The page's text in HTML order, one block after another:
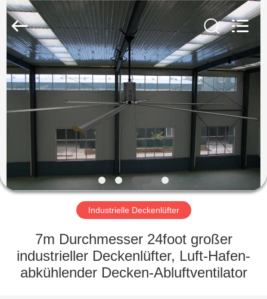
HAUS
PRODUKTE
ÜBER
UNS
FABRIK-
AUSFLUG
QUALITÄTSKONTROLLE
Power
Equipment
Ltd..
Rights
Reserved.
Industrielle Deckenlüfter
7m Durchmesser 24foot großer
industrieller Deckenlüfter, Luft-Hafen-
abkühlender Decken-Abluftventilator